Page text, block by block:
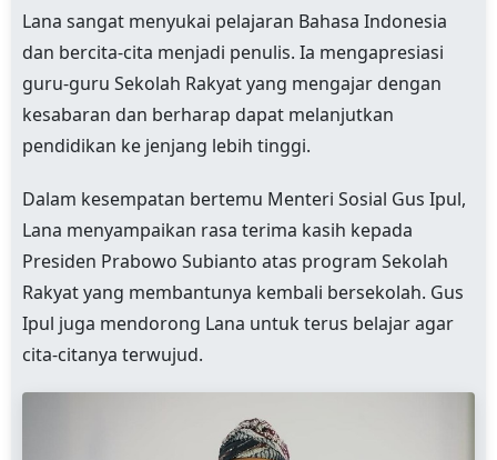
Lana sangat menyukai pelajaran Bahasa Indonesia
dan bercita-cita menjadi penulis. Ia mengapresiasi
guru-guru Sekolah Rakyat yang mengajar dengan
kesabaran dan berharap dapat melanjutkan
pendidikan ke jenjang lebih tinggi.
Dalam kesempatan bertemu Menteri Sosial Gus Ipul,
Lana menyampaikan rasa terima kasih kepada
Presiden Prabowo Subianto atas program Sekolah
Rakyat yang membantunya kembali bersekolah. Gus
Ipul juga mendorong Lana untuk terus belajar agar
cita-citanya terwujud.